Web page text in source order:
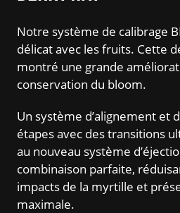
Notre système de calibrage
délicat avec les fruits. Cette
montré une grande
conservation du bloom.
Un système d’alignement et
étapes avec des transitions
au nouveau système
combinaison parfaite,
impacts de la myrtille et
maximale.